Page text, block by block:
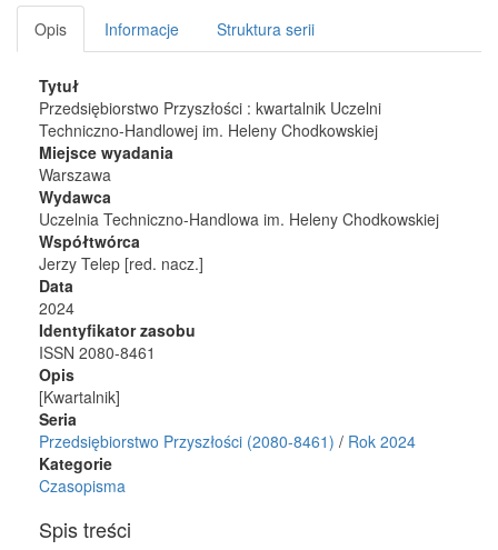
Opis Informacje Struktura serii
Tytuł
Przedsiębiorstwo Przyszłości : kwartalnik Uczelni
Techniczno-Handlowej im. Heleny Chodkowskiej
Miejsce wyadania
Warszawa
Wydawca
Uczelnia Techniczno-Handlowa im. Heleny Chodkowskiej
Współtwórca
Jerzy Telep [red. nacz.]
Data
2024
Identyfikator zasobu
ISSN 2080-8461
Opis
[Kwartalnik]
Seria
Przedsiębiorstwo Przyszłości (2080-8461) / Rok 2024
Kategorie
Czasopisma
Spis treści